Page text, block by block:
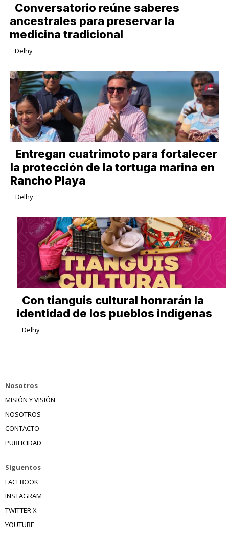
Conversatorio reúne saberes
ancestrales para preservar la
medicina tradicional
Delhy
Entregan cuatrimoto para fortalecer
la protección de la tortuga marina en
Rancho Playa
Delhy
Con tianguis cultural honrarán la
identidad de los pueblos indígenas
Delhy
Nosotros
MISIÓN Y VISIÓN
NOSOTROS
CONTACTO
PUBLICIDAD
Síguentos
FACEBOOK
INSTAGRAM
TWITTER X
YOUTUBE